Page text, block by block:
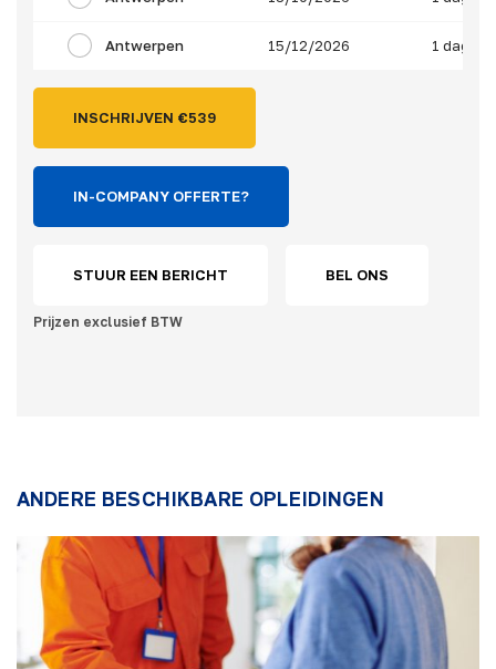
Antwerpen 15/12/2026 1 dag
INSCHRIJVEN €539
IN-COMPANY OFFERTE?
STUUR EEN BERICHT BEL ONS
Prijzen exclusief BTW
ANDERE BESCHIKBARE OPLEIDINGEN